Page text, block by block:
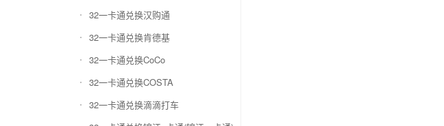
32一卡通兑换汉购通
32一卡通兑换肯德基
32一卡通兑换CoCo
32一卡通兑换COSTA
32一卡通兑换滴滴打车